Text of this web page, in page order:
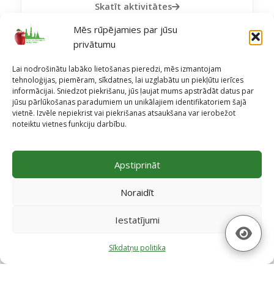
Mēs rūpējamies par jūsu
privātumu
Lai nodrošinātu labāko lietošanas pieredzi, mēs izmantojam
tehnoloģijas, piemēram, sīkdatnes, lai uzglabātu un piekļūtu ierīces
informācijai. Sniedzot piekrišanu, jūs ļaujat mums apstrādāt datus par
jūsu pārlūkošanas paradumiem un unikālajiem identifikatoriem šajā
vietnē. Izvēle nepiekrist vai piekrišanas atsaukšana var ierobežot
noteiktu vietnes funkciju darbību.
Apstiprināt
Noraidīt
Iestatījumi
Skatīt aktivitātes
Projekti
Skatīt projektus